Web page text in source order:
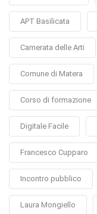
APT Basilicata
Camerata delle Arti
Comune di Matera
Corso di formazione
Digitale Facile
Francesco Cupparo
Incontro pubblico
Laura Mongiello